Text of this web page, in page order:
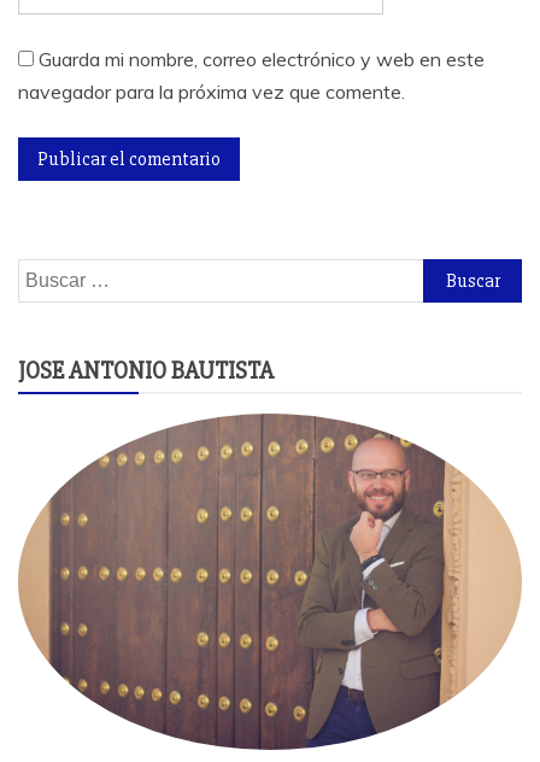
Guarda mi nombre, correo electrónico y web en este
navegador para la próxima vez que comente.
Buscar:
JOSE ANTONIO BAUTISTA